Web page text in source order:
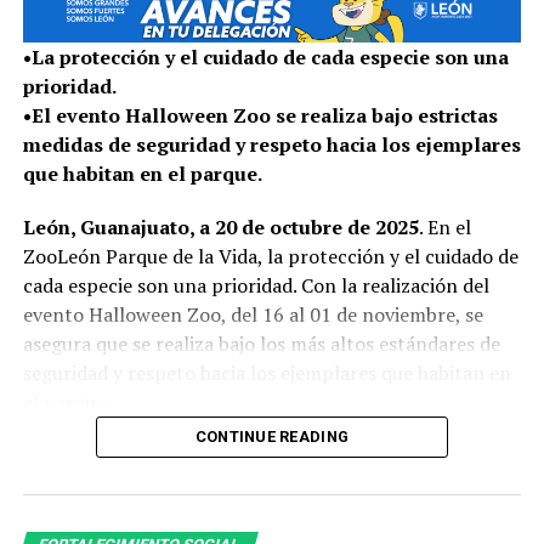
figuras especiales, con pilotos provenientes de países
como Francia, España, Alemania, Bélgica, Países Bajos,
Reino Unido, Suiza, Lituania, Luxemburgo, Italia y Japón,
entre otros.
El FIG representa uno de los principales motores
turísticos y económicos de León y en esta edición se
pesos, así como la generación de 300 empleos directos y
4 mil 500 indirectos, beneficiando al comercio local.
Con infraestructura de primer nivel, una gran oferta
hotelera y restaurantera León se proyecta como una
foráneos, entre visitantes estatales, nacionales e
internacionales, y se estima una ocupación hotelera
cercana al 90%.
•La protección y el cuidado de cada especie son una
prioridad.
•El evento Halloween Zoo se realiza bajo estrictas
medidas de seguridad y respeto hacia los ejemplares
que habitan en el parque.
León, Guanajuato, a 20 de octubre de 2025. En el
ZooLeón Parque de la Vida, la protección y el cuidado de
cada especie son una prioridad. Con la realización del
evento Halloween Zoo, del 16 al 01 de noviembre, se
asegura que se realiza bajo los más altos estándares de
PROTOCOLO TÉCNICO PARA EL BIENESTAR
El equipo de médicos veterinarios especialistas en fauna
CONTINUE READING